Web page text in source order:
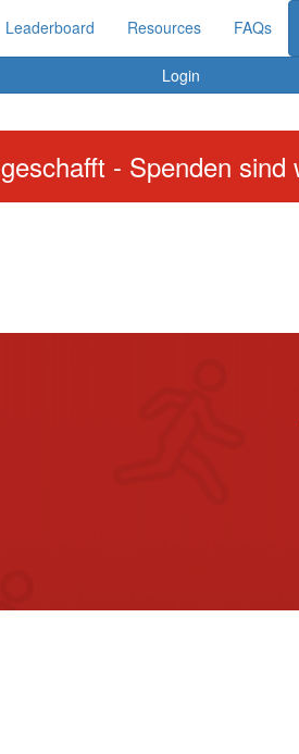
Leaderboard Resources FAQs
Login
- Spenden sind